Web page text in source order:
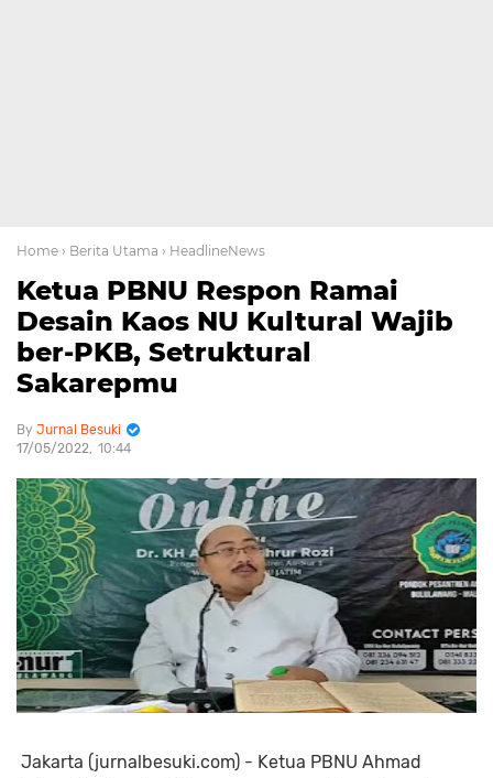
Home › Berita Utama › HeadlineNews
Ketua PBNU Respon Ramai
Desain Kaos NU Kultural Wajib
ber-PKB, Setruktural
Sakarepmu
Jurnal Besuki
17/05/2022 10:44
Jakarta (jurnalbesuki.com) - Ketua PBNU Ahmad